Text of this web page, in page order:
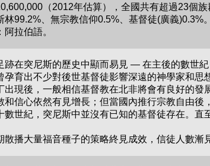
（2012年估算），全國共有超過23個族
林99.2%、無宗教信仰0.5%、基督徒(廣義)0.3%。
拉伯語。
跡在突尼斯的歷史中顯而易見 — 在主後的數世
孕育出不少對後世基督徒影響深遠的神學家和思
出現後，一般相信基督教在北非將會有良好的
和信心依然有見增長；但當國內推行宗教自由後
數世紀，突尼斯中並沒有已知的基督徒存在。
散播大量福音種子的策略終見成效，信徒人數漸